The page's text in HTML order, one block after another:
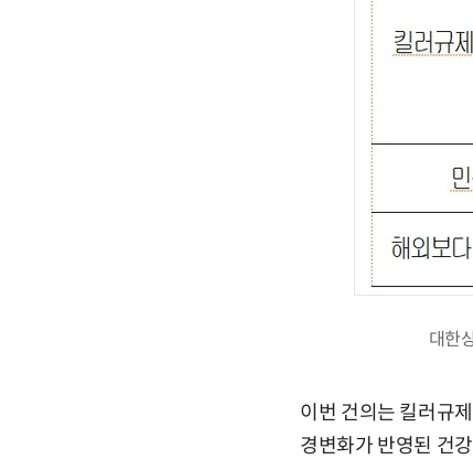
대한
이번 건의는 킬러규
경변화가 반영된 건